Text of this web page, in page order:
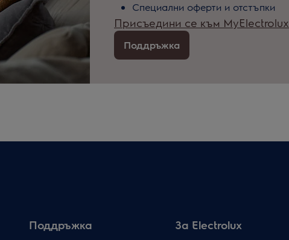
Специални оферти и отстъпки
Присъедини се към MyElectrolux
Поддръжка
Поддръжка За Electrolux